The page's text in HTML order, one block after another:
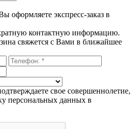
оформляете экспресс-заказ в
контактную информацию.
свяжется с Вами в ближайшее
свое совершеннолетие,
персональных данных в